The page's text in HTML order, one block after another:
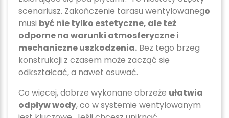
scenariusz. Zakończenie tarasu wentylowanego
musi być nie tylko estetyczne, ale też
odporne na warunki atmosferyczne i
mechaniczne uszkodzenia. Bez tego brzeg
konstrukcji z czasem może zacząć się
odkształcać, a nawet osuwać.
Co więcej, dobrze wykonane obrzeże ułatwia
odpływ wody, co w systemie wentylowanym